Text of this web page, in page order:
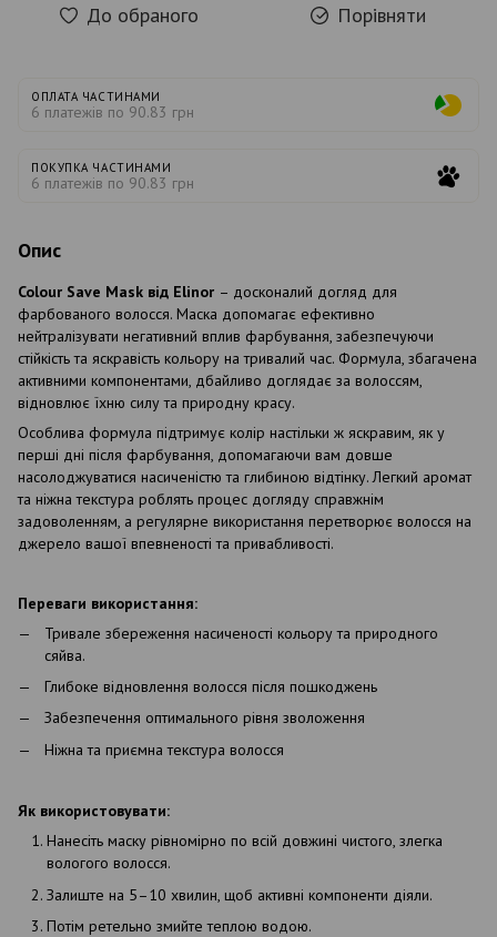
До обраного Порівняти
ОПЛАТА ЧАСТИНАМИ
6 платежів по 90.83 грн
ПОКУПКА ЧАСТИНАМИ
6 платежів по 90.83 грн
Опис
Colour Save Mask від Elinor – досконалий догляд для
фарбованого волосся. Маска допомагає ефективно
нейтралізувати негативний вплив фарбування, забезпечуючи
стійкість та яскравість кольору на тривалий час. Формула, збагачена
активними компонентами, дбайливо доглядає за волоссям,
відновлює їхню силу та природну красу.
Особлива формула підтримує колір настільки ж яскравим, як у
перші дні після фарбування, допомагаючи вам довше
насолоджуватися насиченістю та глибиною відтінку. Легкий аромат
та ніжна текстура роблять процес догляду справжнім
задоволенням, а регулярне використання перетворює волосся на
джерело вашої впевненості та привабливості.
Переваги використання:
Тривале збереження насиченості кольору та природного
сяйва.
Глибоке відновлення волосся після пошкоджень
Забезпечення оптимального рівня зволоження
Ніжна та приємна текстура волосся
Як використовувати:
Нанесіть маску рівномірно по всій довжині чистого, злегка
вологого волосся.
Залиште на 5–10 хвилин, щоб активні компоненти діяли.
Потім ретельно змийте теплою водою.